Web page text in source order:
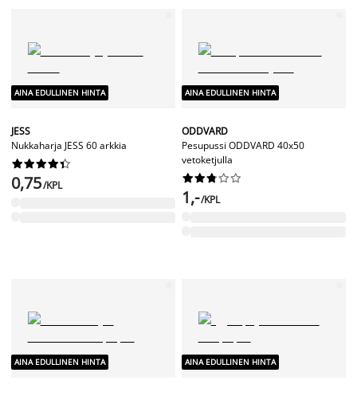
AINA EDULLINEN HINTA
JESS
Nukkaharja JESS 60 arkkia






0,75/KPL
AINA EDULLINEN HINTA
ODDVARD
Pesupussi ODDVARD 40x50
vetoketjulla






1,-/KPL
AINA EDULLINEN HINTA AINA EDULLINEN HINTA